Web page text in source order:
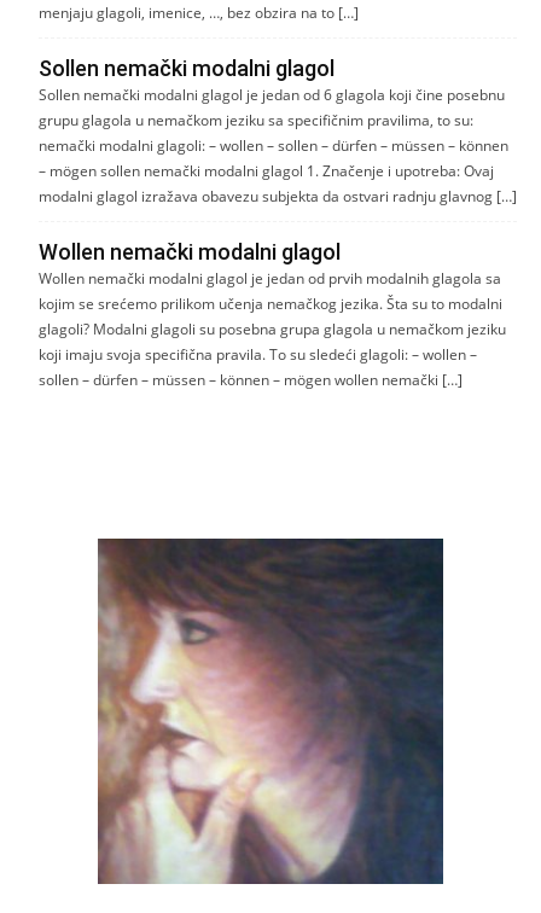
menjaju glagoli, imenice, …, bez obzira na to […]
Sollen nemački modalni glagol
Sollen nemački modalni glagol je jedan od 6 glagola koji čine posebnu
grupu glagola u nemačkom jeziku sa specifičnim pravilima, to su:
nemački modalni glagoli: – wollen – sollen – dürfen – müssen – können
– mögen sollen nemački modalni glagol 1. Značenje i upotreba: Ovaj
modalni glagol izražava obavezu subjekta da ostvari radnju glavnog […]
Wollen nemački modalni glagol
Wollen nemački modalni glagol je jedan od prvih modalnih glagola sa
kojim se srećemo prilikom učenja nemačkog jezika. Šta su to modalni
glagoli? Modalni glagoli su posebna grupa glagola u nemačkom jeziku
koji imaju svoja specifična pravila. To su sledeći glagoli: – wollen –
sollen – dürfen – müssen – können – mögen wollen nemački […]